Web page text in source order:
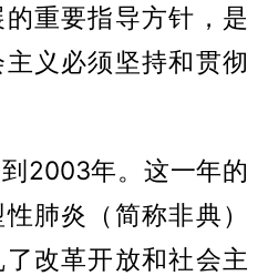
重要指导方针，是
义必须坚持和贯彻
2003年。这一年的
肺炎（简称非典）
改革开放和社会主